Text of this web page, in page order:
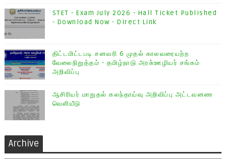
STET - Exam July 2026 - Hall Ticket Published
- Download Now - Direct Link
திட்டமிட்டபடி சனவரி 6 முதல் காலவரையற்ற
வேலைநிறுத்தம் - தமிழ்நாடு அரசு்ஊழியர் சங்கம்
அறிவிப்பு
ஆசிரியர் மாறுதல் கலந்தாய்வு அறிவிப்பு அட்டவனண
வெளியீடு
Archive